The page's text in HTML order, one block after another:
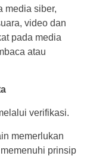
media siber,
video dan
pada media
atau
verifikasi.
memerlukan
prinsip